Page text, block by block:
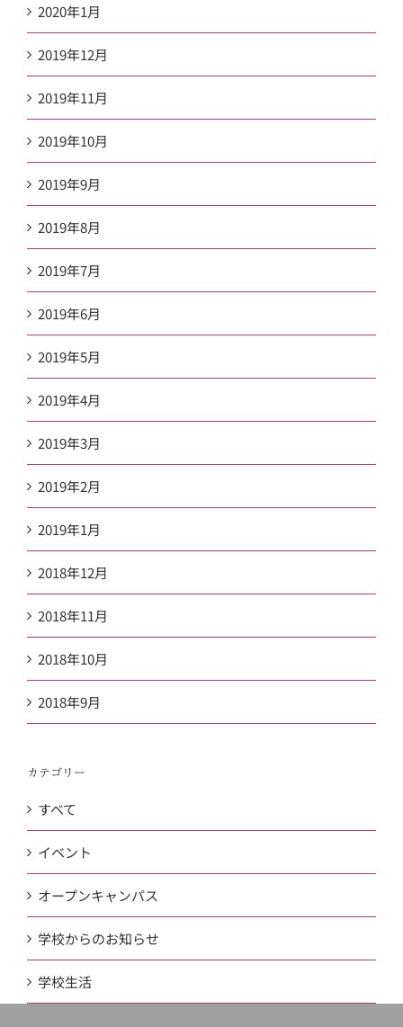
2020年1月
2019年12月
2019年11月
2019年10月
2019年9月
2019年8月
2019年7月
2019年6月
2019年5月
2019年4月
2019年3月
2019年2月
2019年1月
2018年12月
2018年11月
2018年10月
2018年9月
カテゴリー
すべて
イベント
オープンキャンパス
学校からのお知らせ
学校生活